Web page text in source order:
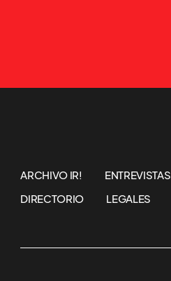
ARCHIVO IR! ENTREVISTAS
DIRECTORIO
LEGALES